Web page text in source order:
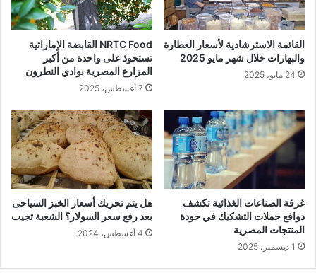
القائمة الاسترشادية لأسعار العطارة
والبهارات خلال شهر مايو 2025
24 مايو، 2025
NRTC Food القابضة الإماراتية
تستحوذ على واحدة من أكبر
المزارع المصرية بوادي النطرون
7 أغسطس، 2025
غرفة الصناعات الغذائية تكشف
دوافع حملات التشكيك في جودة
المنتجات المصرية
1 ديسمبر، 2025
هل يتم تحريك أسعار الخبز السياحى
بعد رفع سعر السولار؟ الشعبة تجيب
4 أغسطس، 2024